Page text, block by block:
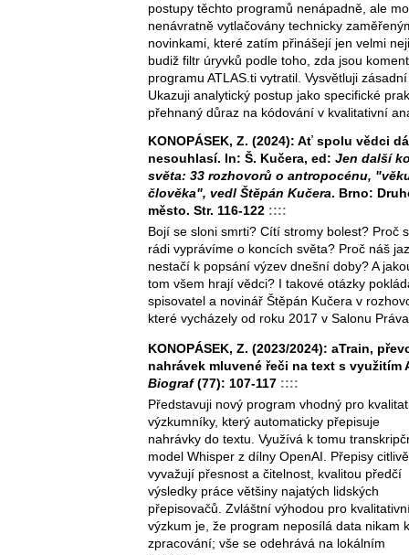
postupy těchto programů nenápadně, ale
nenávratně vytlačovány technicky
novinkami, které zatím přinášejí jen velmi
budiž filtr úryvků podle toho, zda jsou
programu ATLAS.ti vytratil. Vysvětluji
Ukazuji analytický postup jako specifické
přehnaný důraz na kódování v kvalitativní
KONOPÁSEK, Z. (2024): Ať spolu vědci
nesouhlasí. In: Š. Kučera, ed: Jen další
světa: 33 rozhovorů o antropocénu,
člověka", vedl Štěpán Kučera. Brno:
město. Str. 116-122 ::::
Bojí se sloni smrti? Cítí stromy bolest? Proč
rádi vyprávíme o koncích světa? Proč náš
nestačí k popsání výzev dnešní doby? A
tom všem hrají vědci? I takové otázky
spisovatel a novinář Štěpán Kučera v
které vycházely od roku 2017 v Salonu
KONOPÁSEK, Z. (2023/2024): aTrain,
nahrávek mluvené řeči na text s využitím
Biograf(77): 107-117 ::::
Představuji nový program vhodný pro
výzkumníky, který automaticky přepisuje
nahrávky do textu. Využívá k tomu
model Whisper z dílny OpenAI. Přepisy citlivě
vyvažují přesnost a čitelnost, kvalitou předčí
výsledky práce většiny najatých lidských
přepisovačů. Zvláštní výhodou pro
výzkum je, že program neposílá data nikam
zpracování; vše se odehrává na lokálním